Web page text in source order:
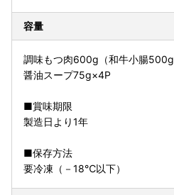
容量
調味もつ肉600g（和牛小腸
醤油スープ75g×4P
■賞味期限
製造日より1年
■保存方法
要冷凍（－18℃以下）